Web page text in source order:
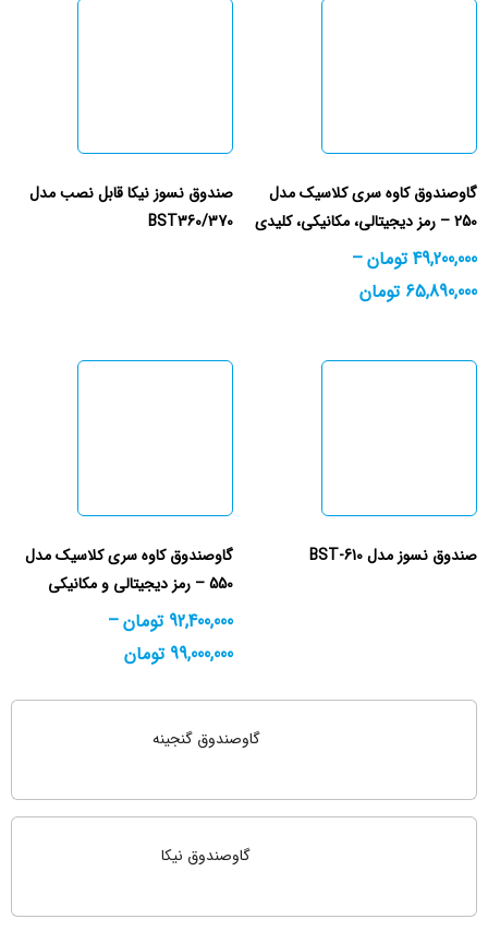
گاوصندوق کاوه سری کلاسیک مدل
250 – رمز دیجیتالی، مکانیکی، کلیدی
49,200,000 تومان–
65,890,000 تومان
صندوق نسوز نیکا قابل نصب مدل
BST360/370
صندوق نسوز مدل BST-610
گاوصندوق کاوه سری کلاسیک مدل
550 – رمز دیجیتالی و مکانیکی
92,400,000 تومان–
99,000,000 تومان
گاوصندوق گنجینه
گاوصندوق نیکا